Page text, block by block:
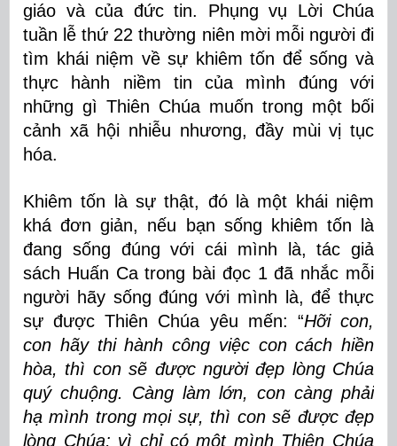
giáo và của đức tin. Phụng vụ Lời Chúa
tuần lễ thứ 22 thường niên mời mỗi người đi
tìm khái niệm về sự khiêm tốn để sống và
thực hành niềm tin của mình đúng với
những gì Thiên Chúa muốn trong một bối
cảnh xã hội nhiễu nhương, đầy mùi vị tục
hóa.
Khiêm tốn là sự thật, đó là một khái niệm
khá đơn giản, nếu bạn sống khiêm tốn là
đang sống đúng với cái mình là, tác giả
sách Huấn Ca trong bài đọc 1 đã nhắc mỗi
người hãy sống đúng với mình là, để thực
sự được Thiên Chúa yêu mến: “Hỡi con,
con hãy thi hành công việc con cách hiền
hòa, thì con sẽ được người đẹp lòng Chúa
quý chuộng. Càng làm lớn, con càng phải
hạ mình trong mọi sự, thì con sẽ được đẹp
lòng Chúa; vì chỉ có một mình Thiên Chúa